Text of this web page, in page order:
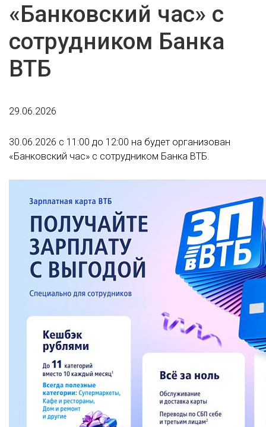
«Банковский час» с
сотрудником Банка
ВТБ
29.06.2026
30.06.2026 с 11:00 до 12:00 на будет организован
«Банковский час» с сотрудником Банка ВТБ.